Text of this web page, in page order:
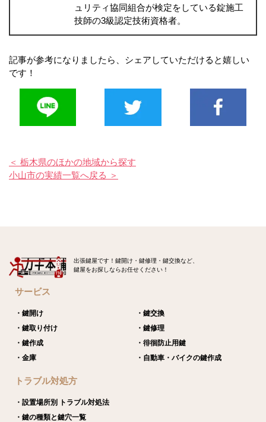
ュリティ協同組合が検定をしている錠施工
技師の3級認定技術資格者。
記事が参考になりましたら、シェアしていただけると嬉しい
です！
＜ 栃木県のほかの地域から探す
小山市の実績一覧へ戻る ＞
出張鍵屋です！鍵開け・鍵修理・鍵交換など、
鍵屋をお探しならお任せください！
サービス
・鍵開け
・鍵交換
・鍵取り付け
・鍵修理
・鍵作成
・徘徊防止用鍵
・金庫
・自動車・バイクの鍵作成
トラブル対処方
・設置場所別 トラブル対処法
・鍵の種類と鍵穴一覧